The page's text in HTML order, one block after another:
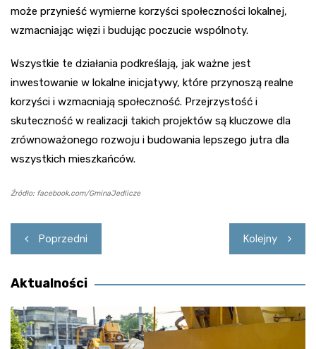
może przynieść wymierne korzyści społeczności lokalnej,
wzmacniając więzi i budując poczucie wspólnoty.
Wszystkie te działania podkreślają, jak ważne jest
inwestowanie w lokalne inicjatywy, które przynoszą realne
korzyści i wzmacniają społeczność. Przejrzystość i
skuteczność w realizacji takich projektów są kluczowe dla
zrównoważonego rozwoju i budowania lepszego jutra dla
wszystkich mieszkańców.
Źródło: facebook.com/GminaJedlicze
Nawigacja
wpisu
Poprzedni Kolejny
Aktualności